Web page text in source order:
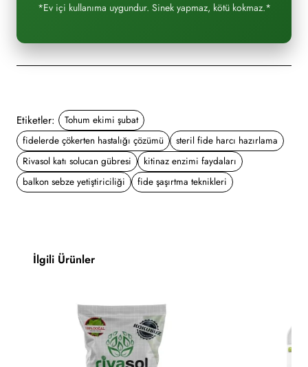
*Ev içi kullanıma uygundur. Sinek yapmaz, kötü kokmaz.*
Etiketler:
Tohum ekimi şubat
fidelerde çökerten hastalığı çözümü
steril fide harcı hazırlama
Rivasol katı solucan gübresi
kitinaz enzimi faydaları
balkon sebze yetiştiriciliği
fide şaşırtma teknikleri
İlgili Ürünler